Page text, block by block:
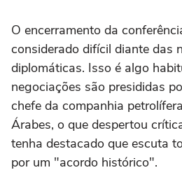
O encerramento da
considerado difícil diante das
diplomáticas. Isso é algo
negociações são presididas
chefe da companhia
Árabes, o que despertou
tenha destacado que escuta
por um "acordo histórico".